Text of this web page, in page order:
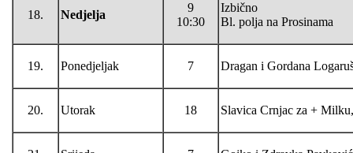
18. Nedjelja
9
10:30
Izbično
Bl. polja na Prosinama
19. Ponedjeljak 7 Dragan i Gordana
20. Utorak 18 Slavica Crnjac za +